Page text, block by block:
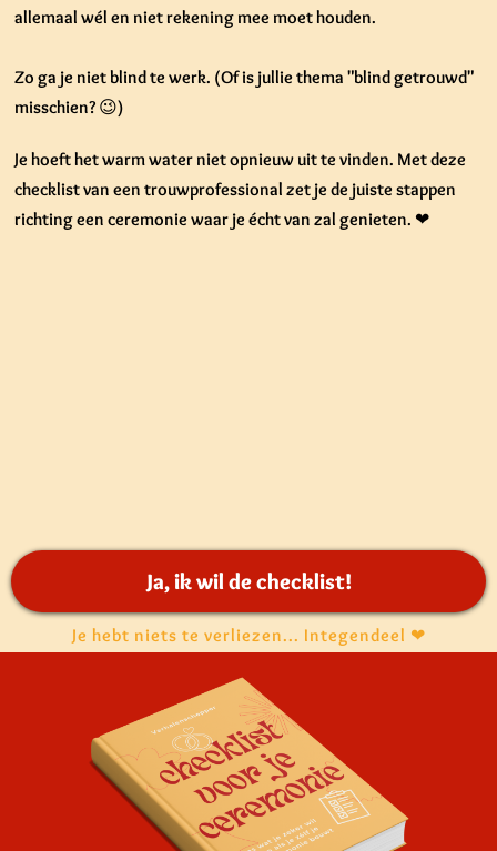
allemaal wél en niet rekening mee moet houden.
Zo ga je niet blind te werk. (Of is jullie thema "blind getrouwd"
misschien? 😉)
Je hoeft het warm water niet opnieuw uit te vinden. Met deze
checklist van een trouwprofessional zet je de juiste stappen
richting een ceremonie waar je écht van zal genieten. ❤
Ja, ik wil de checklist!
Je hebt niets te verliezen... Integendeel ❤